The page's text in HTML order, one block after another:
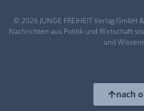
© 2026 JUNGE FREIHEIT Verlag GmbH
Nachrichten aus Politik und Wirtschaft
und
nach